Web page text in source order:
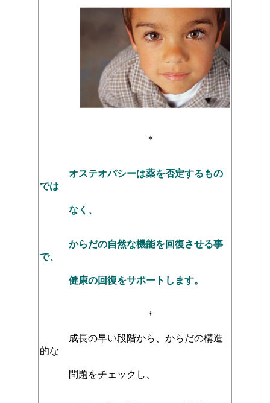
＊
オステオパシーは薬を否定するもの
では
なく、
からだの自然な機能を回復させる事
で、
健康の回復をサポートします。
＊
成長の早い段階から、からだの構造
的な
問題をチェックし、